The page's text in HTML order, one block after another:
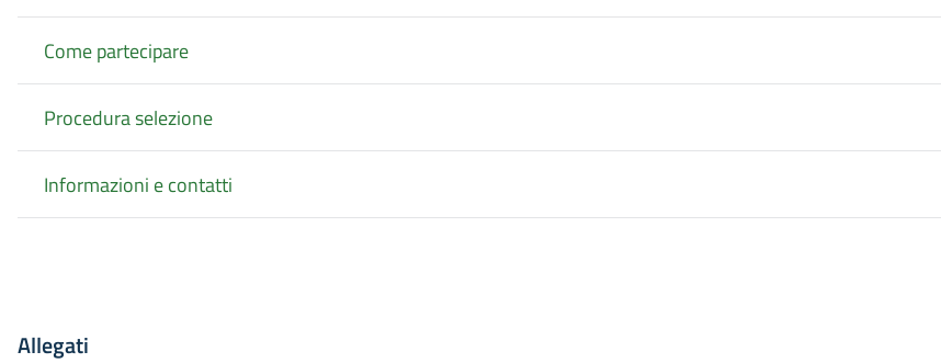
Come partecipare
Procedura selezione
Informazioni e contatti
Allegati